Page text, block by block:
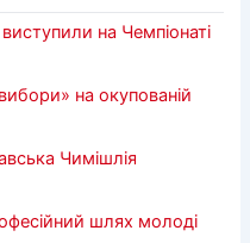
на Чемпіонаті
на окупованій
Чимішлія
шлях молоді